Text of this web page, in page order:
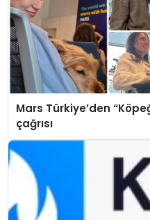
Mars Türkiye’den
çağrısı